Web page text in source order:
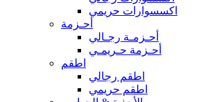
اكسسوارات حريمي
أحـزمة
أحـزمـة رجـالي
أحـزمة حـريمـي
اطقم
اطقم رجالي
اطقم حريمي